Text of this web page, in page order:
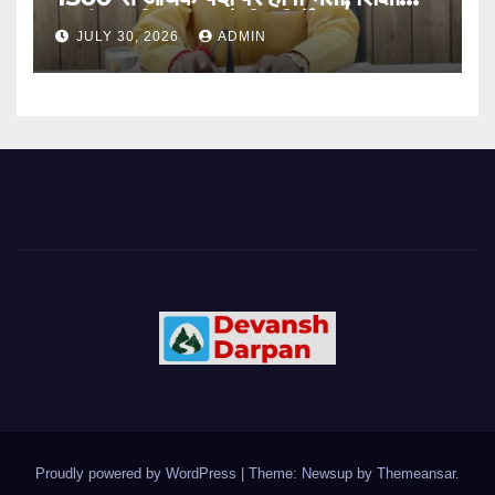
मंत्री धन सिंह रावत ने दिए निर्देश
JULY 30, 2026 ADMIN
Proudly powered by WordPress Theme: Newsup by Themeansar.